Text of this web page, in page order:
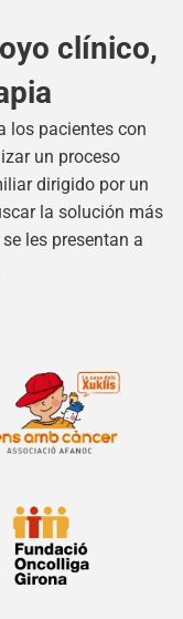
clínico,
los pacientes con
un proceso
dirigido por un
la solución más
les presentan a